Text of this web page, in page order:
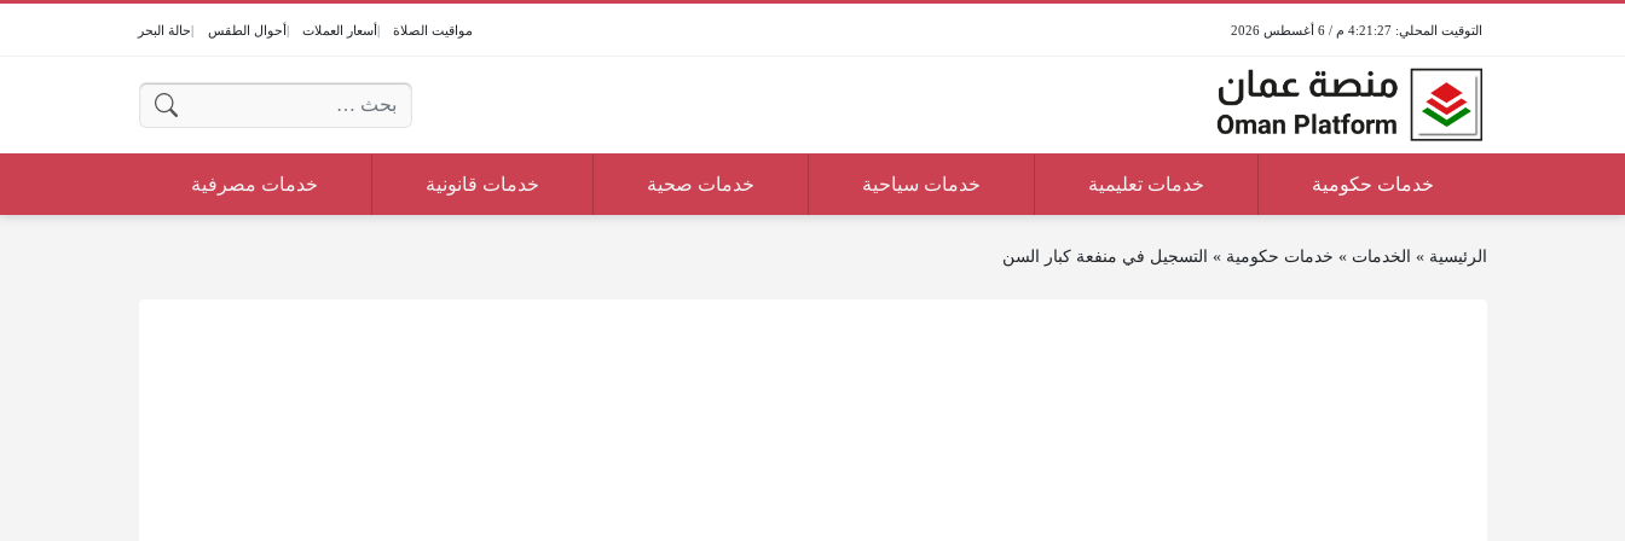
4:21:27 م / 6 أغسطس 2026 مواقيت الصلاة أسعار العملات أحوال الطقس حالة البحر
البحث عن:
خدمات حكومية خدمات تعليمية خدمات سياحية خدمات صحية خدمات قانونية خدمات مصرفية
الرئيسية » الخدمات » خدمات حكومية » التسجيل في منفعة كبار السن